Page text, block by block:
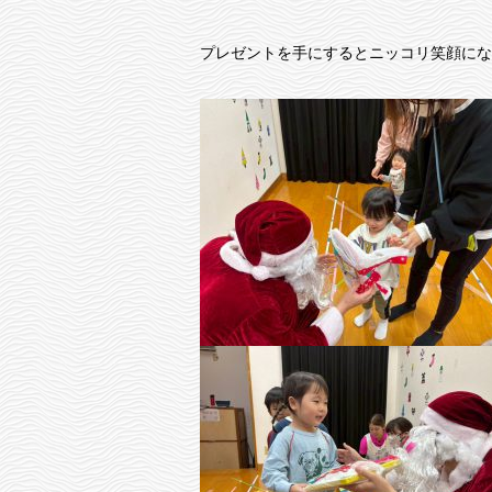
プレゼントを手にするとニッコリ笑顔に